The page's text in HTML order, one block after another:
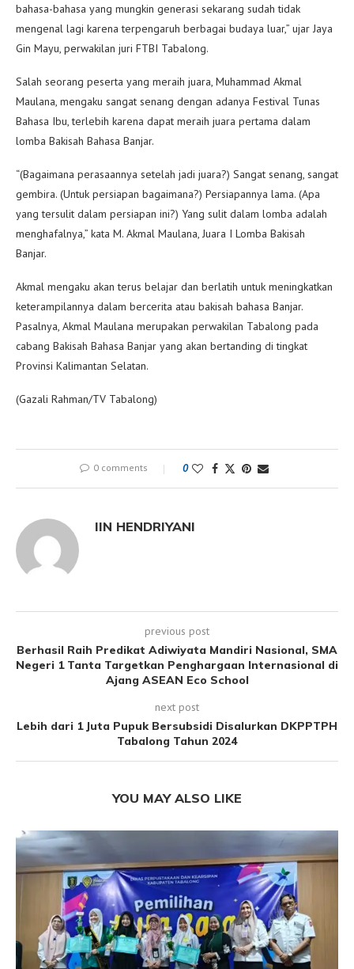
bahasa-bahasa yang mungkin generasi sekarang sudah tidak
mengenal lagi karena terpengaruh berbagai budaya luar,” ujar Jaya
Gin Mayu, perwakilan juri FTBI Tabalong.
Salah seorang peserta yang meraih juara, Muhammad Akmal
Maulana, mengaku sangat senang dengan adanya Festival Tunas
Bahasa Ibu, terlebih karena dapat meraih juara pertama dalam
lomba Bakisah Bahasa Banjar.
“(Bagaimana perasaannya setelah jadi juara?) Sangat senang, sangat
gembira. (Untuk persiapan bagaimana?) Persiapannya lama. (Apa
yang tersulit dalam persiapan ini?) Yang sulit dalam lomba adalah
menghafalnya,” kata M. Akmal Maulana, Juara I Lomba Bakisah
Banjar.
Akmal mengaku akan terus belajar dan berlatih untuk meningkatkan
keterampilannya dalam bercerita atau bakisah bahasa Banjar.
Pasalnya, Akmal Maulana merupakan perwakilan Tabalong pada
cabang Bakisah Bahasa Banjar yang akan bertanding di tingkat
Provinsi Kalimantan Selatan.
(Gazali Rahman/TV Tabalong)
0 comments 0
IIN HENDRIYANI
previous post
Berhasil Raih Predikat Adiwiyata Mandiri Nasional, SMA
Negeri 1 Tanta Targetkan Penghargaan Internasional di
Ajang ASEAN Eco School
next post
Lebih dari 1 Juta Pupuk Bersubsidi Disalurkan DKPPTPH
Tabalong Tahun 2024
YOU MAY ALSO LIKE